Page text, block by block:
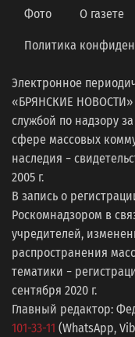
Фото О газете
Политика
Электронное
«БРЯНСКИЕ НОВОСТИ»
службой по надзору
сфере массовых
наследия −
2005 г.
В запись о
Роскомнадзором в
учредителей,
распространения
тематики −
сентября 2020 г.
Главный редактор:
101-33-11 (WhatsApp,